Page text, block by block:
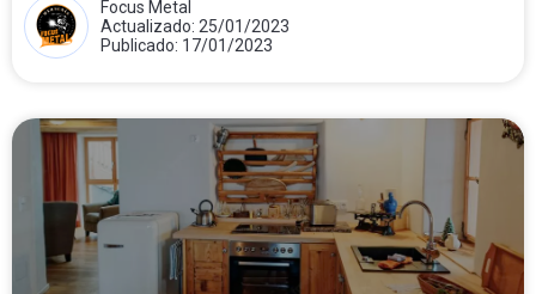
Focus Metal
Actualizado: 25/01/2023
Publicado: 17/01/2023